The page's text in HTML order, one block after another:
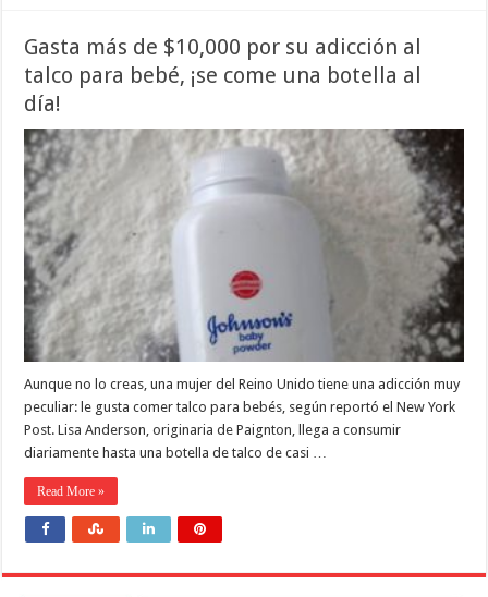
Gasta más de $10,000 por su adicción al
talco para bebé, ¡se come una botella al
día!
Aunque no lo creas, una mujer del Reino Unido tiene una adicción muy
peculiar: le gusta comer talco para bebés, según reportó el New York
Post. Lisa Anderson, originaria de Paignton, llega a consumir
diariamente hasta una botella de talco de casi …
Read More »